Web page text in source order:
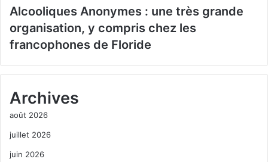
Alcooliques Anonymes : une très grande
organisation, y compris chez les
francophones de Floride
Archives
août 2026
juillet 2026
juin 2026